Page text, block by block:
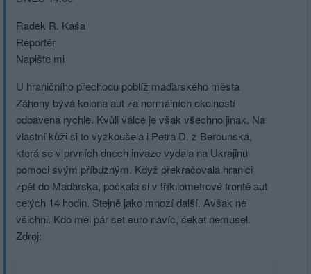
Radek R. Kaša
Reportér
Napište mi
U hraničního přechodu poblíž maďarského města
Záhony bývá kolona aut za normálních okolností
odbavena rychle. Kvůli válce je však všechno jinak. Na
vlastní kůži si to vyzkoušela i Petra D. z Berounska,
která se v prvních dnech invaze vydala na Ukrajinu
pomoci svým příbuzným. Když překračovala hranici
zpět do Maďarska, počkala si v tříkilometrové frontě aut
celých 14 hodin. Stejně jako mnozí další. Avšak ne
všichni. Kdo měl pár set euro navíc, čekat nemusel.
Zdroj: